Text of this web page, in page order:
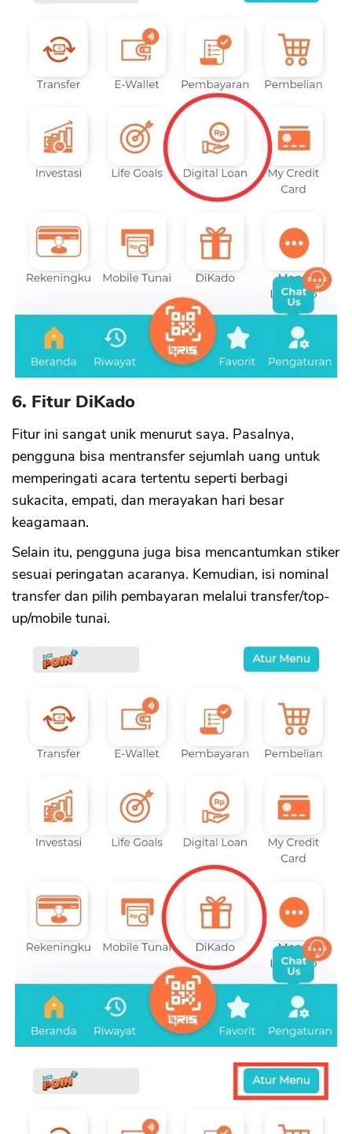
6. Fitur DiKado
Fitur ini sangat unik menurut saya. Pasalnya,
pengguna bisa mentransfer sejumlah uang untuk
memperingati acara tertentu seperti berbagi
sukacita, empati, dan merayakan hari besar
keagamaan.
Selain itu, pengguna juga bisa mencantumkan stiker
sesuai peringatan acaranya. Kemudian, isi nominal
transfer dan pilih pembayaran melalui transfer/top-
up/mobile tunai.